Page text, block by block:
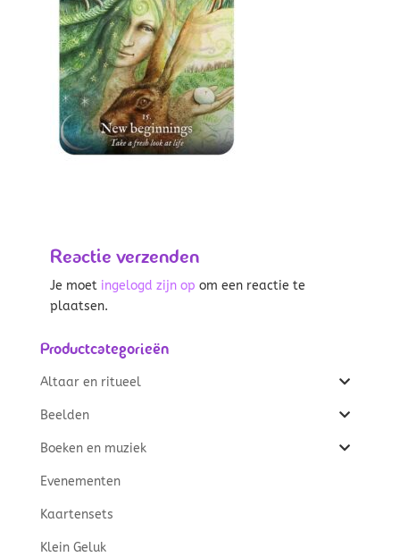
Reactie verzenden
Je moet ingelogd zijn op om een reactie te
plaatsen.
Productcategorieën
Altaar en ritueel
Beelden
Boeken en muziek
Evenementen
Kaartensets
Klein Geluk